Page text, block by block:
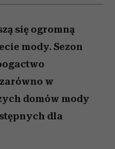
się ogromną
mody. Sezon
w
domów mody
dla